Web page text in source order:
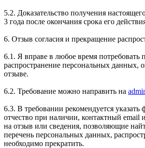
5.2. Доказательство получения
3 года после окончания срока его
6. Отзыв согласия и прекращение
6.1. Я вправе в любое время потребовать
распространение персональных данных,
отзыве.
6.2. Требование можно направить на
6.3. В требовании рекомендуется
отчество при наличии, контактный email
на отзыв или сведения, позволяющие
перечень персональных данных,
необходимо прекратить.